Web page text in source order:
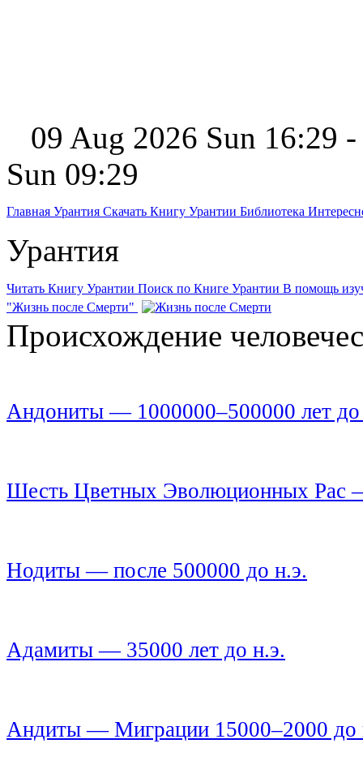
09 Aug 2026 Sun 16:29
Sun 09:29
Главная Урантия Скачать Книгу Урантии Библиотека
Урантия
Читать Книгу Урантии Поиск по Книге Урантии В помощь
"Жизнь после Смерти"
Происхождение
Андониты — 1000000–500000 лет до
Шесть Цветных Эволюционных Рас
Нодиты — после 500000 до н.э.
Адамиты — 35000 лет до н.э.
Андиты — Миграции 15000–2000 до